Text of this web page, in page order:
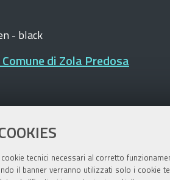
tecnici necessari al corretto
il banner verranno utilizzati solo i cookie
di Zola Predosa